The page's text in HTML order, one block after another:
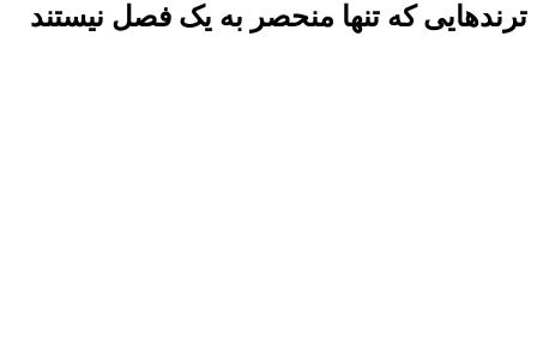
ترندهایی که تنها منحصر به یک فصل نیستند